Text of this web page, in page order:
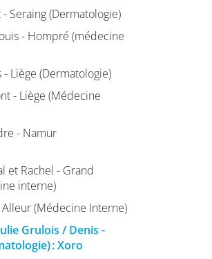
Seraing (Dermatologie)
- Hompré (médecine
Liège (Dermatologie)
- Liège (Médecine
- Namur
et Rachel - Grand
interne)
(Médecine Interne)
Grulois / Denis -
: Xoro